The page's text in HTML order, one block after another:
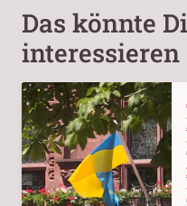
Das könnte
interessieren